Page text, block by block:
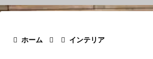
ホーム インテリア